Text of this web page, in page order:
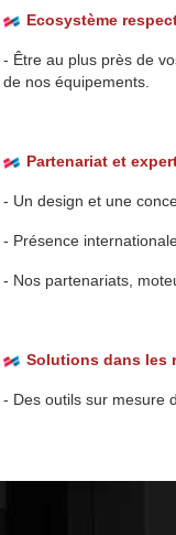
Ecosystème
- Être au plus près de
de nos équipements.
Partenariat et
- Un design et une
- Présence
- Nos partenariats,
Solutions dans les
- Des outils sur mesure